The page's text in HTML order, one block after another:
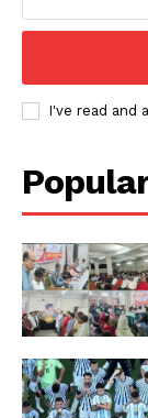
I've read and